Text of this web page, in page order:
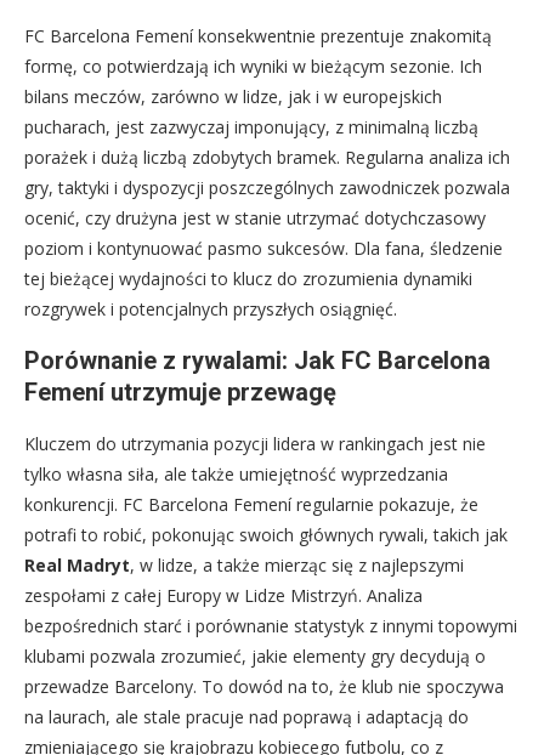
FC Barcelona Femení konsekwentnie prezentuje znakomitą
formę, co potwierdzają ich wyniki w bieżącym sezonie. Ich
bilans meczów, zarówno w lidze, jak i w europejskich
pucharach, jest zazwyczaj imponujący, z minimalną liczbą
porażek i dużą liczbą zdobytych bramek. Regularna analiza ich
gry, taktyki i dyspozycji poszczególnych zawodniczek pozwala
ocenić, czy drużyna jest w stanie utrzymać dotychczasowy
poziom i kontynuować pasmo sukcesów. Dla fana, śledzenie
tej bieżącej wydajności to klucz do zrozumienia dynamiki
rozgrywek i potencjalnych przyszłych osiągnięć.
Porównanie z rywalami: Jak FC Barcelona
Femení utrzymuje przewagę
Kluczem do utrzymania pozycji lidera w rankingach jest nie
tylko własna siła, ale także umiejętność wyprzedzania
konkurencji. FC Barcelona Femení regularnie pokazuje, że
potrafi to robić, pokonując swoich głównych rywali, takich jak
Real Madryt, w lidze, a także mierząc się z najlepszymi
zespołami z całej Europy w Lidze Mistrzyń. Analiza
bezpośrednich starć i porównanie statystyk z innymi topowymi
klubami pozwala zrozumieć, jakie elementy gry decydują o
przewadze Barcelony. To dowód na to, że klub nie spoczywa
na laurach, ale stale pracuje nad poprawą i adaptacją do
zmieniającego się krajobrazu kobiecego futbolu, co z